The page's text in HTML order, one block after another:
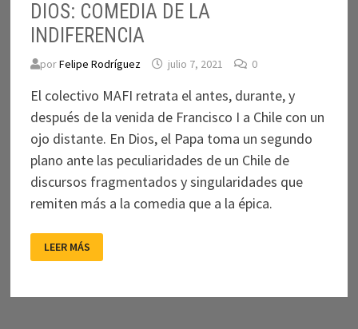
DIOS: COMEDIA DE LA
INDIFERENCIA
porFelipe Rodríguez julio 7, 2021 0
El colectivo MAFI retrata el antes, durante, y
después de la venida de Francisco I a Chile con un
ojo distante. En Dios, el Papa toma un segundo
plano ante las peculiaridades de un Chile de
discursos fragmentados y singularidades que
remiten más a la comedia que a la épica.
COMEDIA
DE
LEER MÁS